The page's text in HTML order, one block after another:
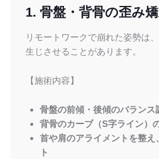
1. 骨盤・背骨の歪み
リモートワークで崩れた姿勢は
生じさせることがあります。
【施術内容】
骨盤の前傾・後傾のバランス
背骨のカーブ（S字ライン）
首や肩のアライメントを整え
ト